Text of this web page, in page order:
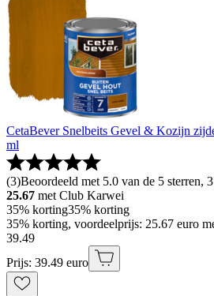
CetaBever Snelbeits Gevel & Kozijn
ml
(3)Beoordeeld met 5.0 van de 5 sterren,
25.67 met Club Karwei
35% korting35% korting
35% korting, voordeelprijs: 25.67 euro
39.49
Prijs: 39.49 euro